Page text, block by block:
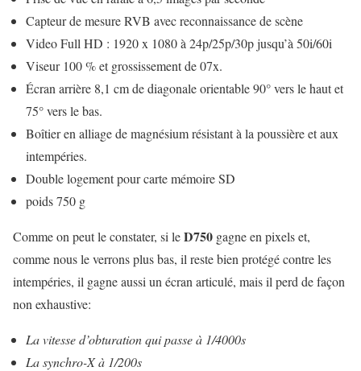
Capteur de mesure RVB avec reconnaissance de scène
Video Full HD : 1920 x 1080 à 24p/25p/30p jusqu’à 50i/60i
Viseur 100 % et grossissement de 07x.
Écran arrière 8,1 cm de diagonale orientable 90° vers le haut et
75° vers le bas.
Boîtier en alliage de magnésium résistant à la poussière et aux
intempéries.
Double logement pour carte mémoire SD
poids 750 g
Comme on peut le constater, si leD750 gagne en pixels et,
comme nous le verrons plus bas, il reste bien protégé contre les
intempéries, il gagne aussi un écran articulé, mais il perd de façon
non exhaustive:
La vitesse d’obturation qui passe à 1/4000s
La synchro-X à 1/200s